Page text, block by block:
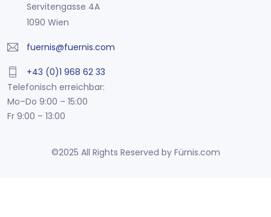
Servitengasse 4A
1090 Wien
fuernis@fuernis.com
+43 (0)1 968 62 33
Telefonisch erreichbar:
Mo–Do 9:00 – 15:00
Fr 9:00 – 13:00
©2025 All Rights Reserved by Fürnis.com